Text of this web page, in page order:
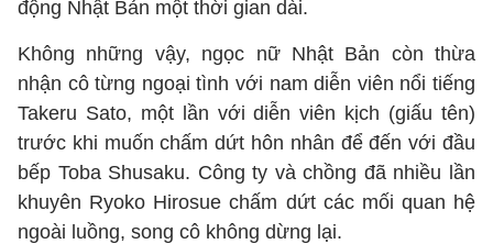
động Nhật Bản một thời gian dài.
Không những vậy, ngọc nữ Nhật Bản còn thừa
nhận cô từng ngoại tình với nam diễn viên nổi tiếng
Takeru Sato, một lần với diễn viên kịch (giấu tên)
trước khi muốn chấm dứt hôn nhân để đến với đầu
bếp Toba Shusaku. Công ty và chồng đã nhiều lần
khuyên Ryoko Hirosue chấm dứt các mối quan hệ
ngoài luồng, song cô không dừng lại.